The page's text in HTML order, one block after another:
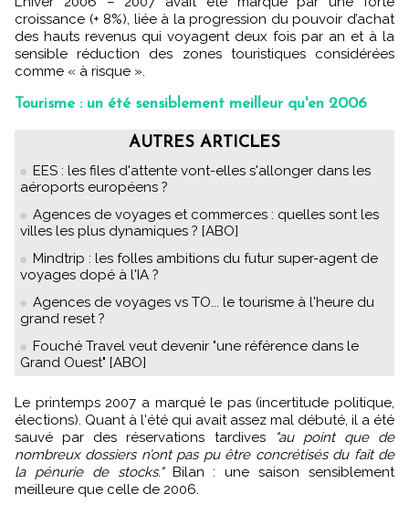
croissance (+ 8%), liée à la progression du pouvoir d’achat
des hauts revenus qui voyagent deux fois par an et à la
sensible réduction des zones touristiques considérées
comme « à risque ».
Tourisme : un été sensiblement meilleur qu'en 2006
AUTRES ARTICLES
EES : les files d'attente vont-elles s'allonger dans les
aéroports européens ?
Agences de voyages et commerces : quelles sont les
villes les plus dynamiques ? [ABO]
Mindtrip : les folles ambitions du futur super-agent de
voyages dopé à l'IA ?
Agences de voyages vs TO... le tourisme à l'heure du
grand reset ?
Fouché Travel veut devenir "une référence dans le
Grand Ouest" [ABO]
Le printemps 2007 a marqué le pas (incertitude politique,
élections). Quant à l'été qui avait assez mal débuté, il a été
sauvé par des réservations tardives
"au point que de
nombreux dossiers n’ont pas pu être concrétisés du fait de
la pénurie de stocks."Bilan : une saison sensiblement
meilleure que celle de 2006.